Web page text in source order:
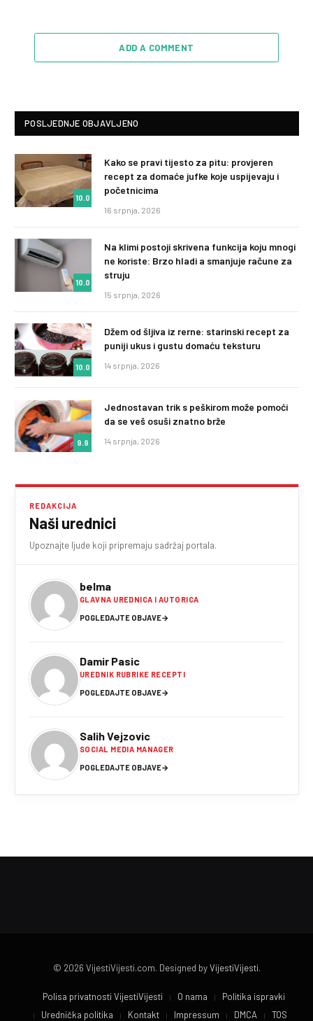
ADD A COMMENT
POSLJEDNJE OBJAVLJENO
10.0
Kako se pravi tijesto za pitu: provjeren
recept za domaće jufke koje uspijevaju i
početnicima
16 srpnja, 2026
10.0
Na klimi postoji skrivena funkcija koju mnogi
ne koriste: Brzo hladi a smanjuje račune za
struju
15 srpnja, 2026
10.0
Džem od šljiva iz rerne: starinski recept za
puniji ukus i gustu domaću teksturu
14 srpnja, 2026
9.9
Jednostavan trik s peškirom može pomoći
da se veš osuši znatno brže
14 srpnja, 2026
REDAKCIJA
Naši urednici
Upoznajte ljude koji pripremaju sadržaj portala.
belma
GLAVNA UREDNICA I AUTORICA
POGLEDAJTE OBJAVE→
Damir Pasic
UREDNIK RUBRIKE RECEPTI
POGLEDAJTE OBJAVE→
Salih Vejzovic
SOCIAL MEDIA MANAGER
POGLEDAJTE OBJAVE→
© 2026 VijestiVijesti.com. Designed byVijestiVijesti.
Polisa privatnosti VijestiVijesti O nama
Politika ispravki
Urednička politika
Kontakt Impressum DMCA TOS